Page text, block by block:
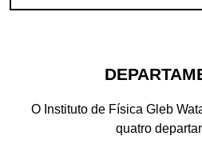
O Instituto de Física Gleb
quatro